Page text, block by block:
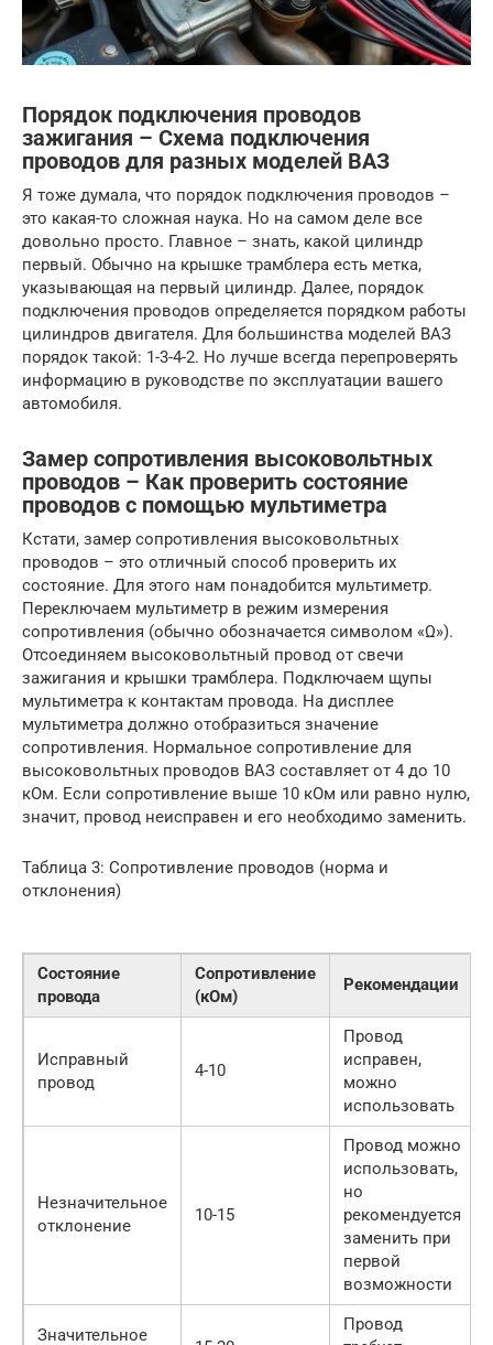
Порядок подключения проводов
зажигания – Схема подключения
проводов для разных моделей ВАЗ
Я тоже думала, что порядок подключения проводов –
это какая-то сложная наука. Но на самом деле все
довольно просто. Главное – знать, какой цилиндр
первый. Обычно на крышке трамблера есть метка,
указывающая на первый цилиндр. Далее, порядок
подключения проводов определяется порядком работы
цилиндров двигателя. Для большинства моделей ВАЗ
порядок такой: 1-3-4-2. Но лучше всегда перепроверять
информацию в руководстве по эксплуатации вашего
автомобиля.
Замер сопротивления высоковольтных
проводов – Как проверить состояние
проводов с помощью мультиметра
Кстати, замер сопротивления высоковольтных
проводов – это отличный способ проверить их
состояние. Для этого нам понадобится мультиметр.
Переключаем мультиметр в режим измерения
сопротивления (обычно обозначается символом «Ω»).
Отсоединяем высоковольтный провод от свечи
зажигания и крышки трамблера. Подключаем щупы
мультиметра к контактам провода. На дисплее
мультиметра должно отобразиться значение
сопротивления. Нормальное сопротивление для
высоковольтных проводов ВАЗ составляет от 4 до 10
кОм. Если сопротивление выше 10 кОм или равно нулю,
значит, провод неисправен и его необходимо заменить.
Таблица 3: Сопротивление проводов (норма и
отклонения)
Состояние
провода
Сопротивление
(кОм)
Рекомендации
Исправный
провод
4-10
Провод
исправен,
можно
использовать
Незначительное
отклонение
10-15
Провод можно
использовать,
но
рекомендуется
заменить при
первой
возможности
Значительное
Провод